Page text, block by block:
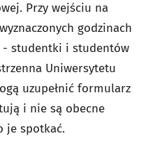
Przy wejściu na
godzinach
- studentki i studentów
Uniwersytetu
uzupełnić formularz
i nie są obecne
je spotkać.